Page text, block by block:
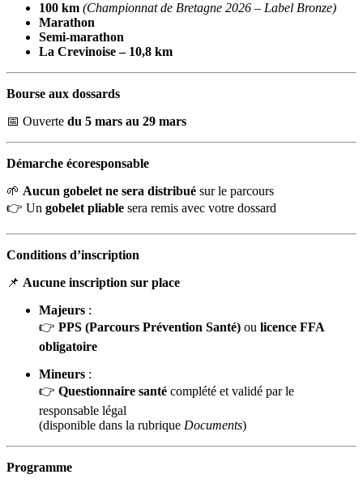
100 km (Championnat de Bretagne 2026 – Label Bronze)
Marathon
Semi-marathon
La Crevinoise – 10,8 km
Bourse aux dossards
📅 Ouverte du 5 mars au 29 mars
Démarche écoresponsable
🌱 Aucun gobelet ne sera distribué sur le parcours
👉 Un gobelet pliable sera remis avec votre dossard
Conditions d’inscription
📌 Aucune inscription sur place
Majeurs :
👉 PPS (Parcours Prévention Santé) ou licence FFA
obligatoire
Mineurs :
👉 Questionnaire santé complété et validé par le
responsable légal
(disponible dans la rubrique Documents)
Programme